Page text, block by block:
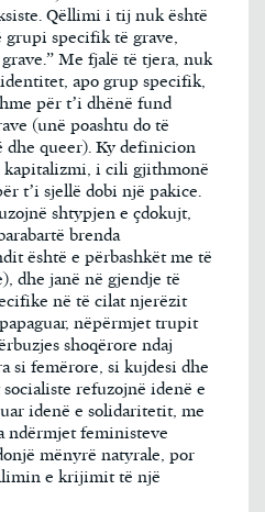
Qëllimi i tij nuk është
grupi specifik të grave,
Me fjalë të tjera, nuk
apo grup specifik,
për t’i dhënë fund
(unë poashtu do të
dhe queer). Ky definicion
kapitalizmi, i cili gjithmonë
t’i sjellë dobi një pakice.
shtypjen e çdokujt,
brenda
është e përbashkët me të
dhe janë në gjendje të
në të cilat njerëzit
nëpërmjet trupit
shoqërore ndaj
si femërore, si kujdesi dhe
refuzojnë idenë e
idenë e solidaritetit, me
ndërmjet feministeve
mënyrë natyrale, por
e krijimit të një